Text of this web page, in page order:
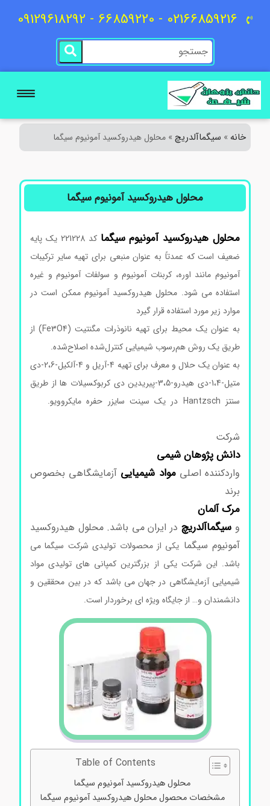
02166859216 - 66859220 - 09129618292
خانه»سیگماآلدریچ»محلول هیدروکسید آمونیوم سیگما
محلول هیدروکسید آمونیوم سیگما
محلول هیدروکسید آمونیوم سیگما
کد 221228 یک پایه
ضعیف است که عمدتاً به عنوان منبعی برای تهیه سایر ترکیبات
آمونیوم مانند اوره، کربنات آمونیوم و سولفات آمونیوم و غیره
استفاده می شود. محلول هیدروکسید آمونیوم ممکن است در
موارد زیر مورد استفاده قرار گیرد
به عنوان یک محیط برای تهیه نانوذرات مگنتیت (Fe3O4) از
طریق یک روش هم‌رسوب شیمیایی کنترل‌شده اصلاح‌شده.
به عنوان یک حلال و معرف برای تهیه 4-آریل و 4-آلکیل-2،6-دی
متیل-1،4-دی هیدرو-3،5-پیریدین دی کربوکسیلات ها از طریق
سنتز Hantzsch در یک سینت سایزر حفره مایکروویو.
خرید
شرکت
دانش پژوهان شیمی
واردکننده اصلیمواد شیمیاییآزمایشگاهی بخصوص
برند
مرکآلمان
سیگماآلدریچدر ایران می باشد. محلول هیدروکسید
آمونیوم سیگما یکی از محصولات تولیدی شرکت سیگما می
باشد. این شرکت یکی از بزرگترین کمپانی های تولیدی مواد
شیمیایی آزمایشگاهی در جهان می باشد که در بین محققین و
دانشمندان و… از جایگاه ویژه ای برخوردار است.
Table of Contents
محلول هیدروکسید آمونیوم سیگما
مشخصات محصول محلول هیدروکسید آمونیوم سیگما